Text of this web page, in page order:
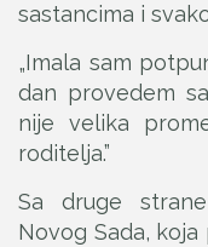
sastancima i
„Imala sam
dan provedem
nije velika
roditelja.”
Sa druge
Novog Sada,